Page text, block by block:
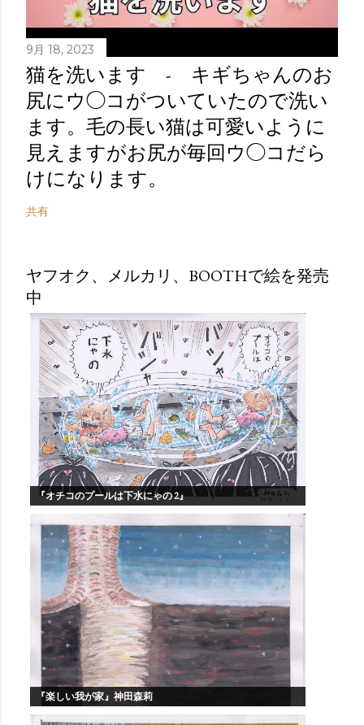
9月 18, 2023
猫を洗います - キギちゃんのお
尻にウ◯コがついていたので洗い
ます。毛の長い猫は可愛いように
見えますがお尻が毎回ウ◯コだら
けになります。
共有
ヤフオク、メルカリ、BOOTHで絵を発売
中
『オチコのプールは下水にゃの 2』
『楽しい我が家』神田森莉